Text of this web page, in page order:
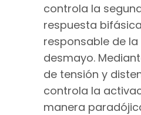
controla la
respuesta
responsable de
desmayo.
de tensión y
controla la
manera